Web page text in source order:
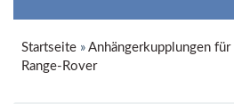
Startseite » Anhängerkupplungen
Range-Rover